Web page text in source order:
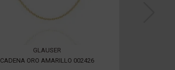
GLAUSER
CADENA ORO AMARILLO 002426